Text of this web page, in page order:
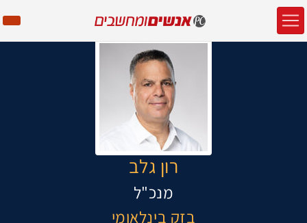
רון גלב
מנכ"ל
בזק בינלאומי